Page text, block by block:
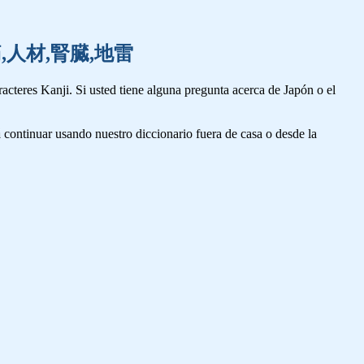
人材,腎臓,地雷
Kanji. Si usted tiene alguna pregunta acerca de Japón o el
continuar usando nuestro diccionario fuera de casa o desde la